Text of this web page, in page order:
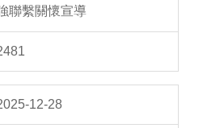
聯繫關懷宣導
12-28